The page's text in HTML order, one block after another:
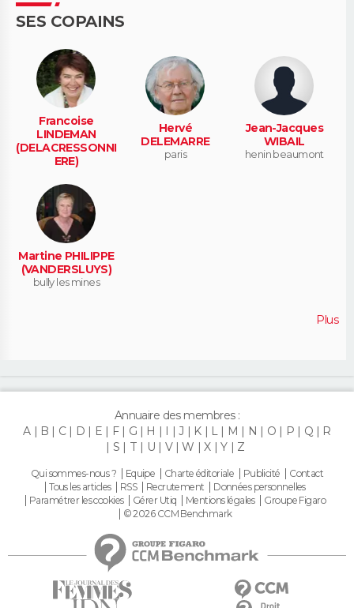
SES COPAINS
Francoise
LINDEMAN
(DELACRESSONNI
ERE)
Hervé
DELEMARRE
paris
Jean-Jacques
WIBAIL
henin beaumont
Martine PHILIPPE
(VANDERSLUYS)
bully les mines
Plus
Annuaire des membres :
A
B C D E F G H J K L M N O P Q
R
S
T U V W X Y Z
Qui sommes-nous ? Equipe Charte éditoriale Publicité
Contact
Tous les articles
RSS Recrutement
Données personnelles
Paramétrer les cookies
Gérer Utiq Mentions légales
Groupe Figaro
© 2026 CCM Benchmark